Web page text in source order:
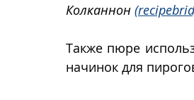
Колканнон
Также пюре
начинок для